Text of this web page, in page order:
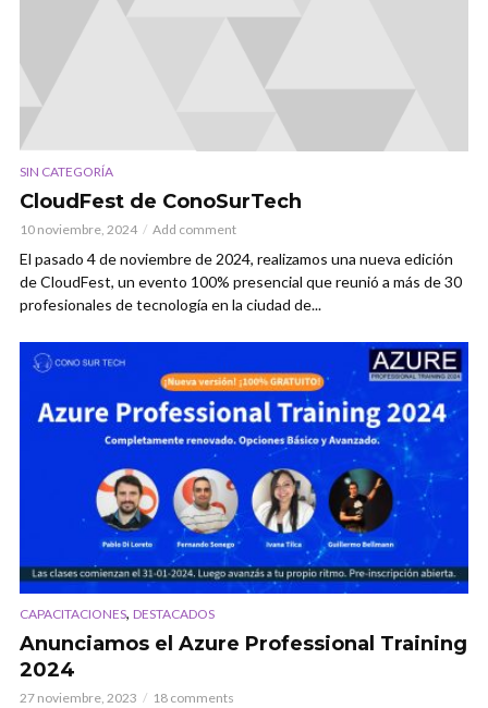
SIN CATEGORÍA
CloudFest de ConoSurTech
10 noviembre, 2024 Add comment
El pasado 4 de noviembre de 2024, realizamos una nueva edición
de CloudFest, un evento 100% presencial que reunió a más de 30
profesionales de tecnología en la ciudad de...
CAPACITACIONES, DESTACADOS
Anunciamos el Azure Professional Training
2024
27 noviembre, 2023 18 comments